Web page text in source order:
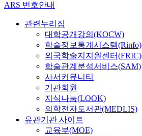
ARS 번호안내
관련누리집
대학공개강의(KOCW)
학술정보통계시스템(Rinfo)
외국학술지지원센터(FRIC)
학술관계분석서비스(SAM)
사서커뮤니티
기관회원
지식나눔(LOOK)
의학전자도서관(MEDLIS)
유관기관 사이트
교육부(MOE)